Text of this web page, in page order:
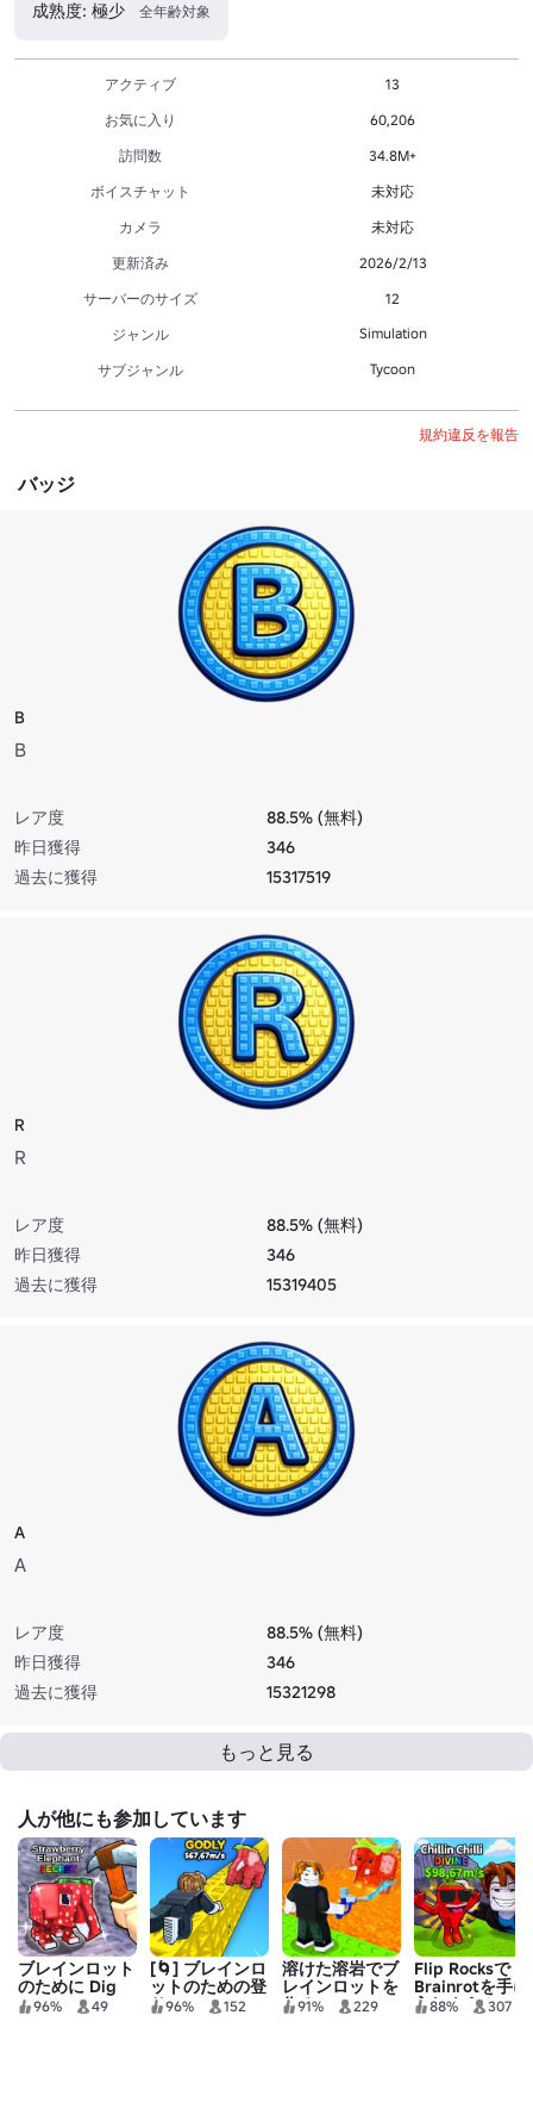
成熟度: 極少 全年齢対象
アクティブ
13
お気に入り
60,206
訪問数
34.8M+
ボイスチャット
未対応
カメラ
未対応
更新済み
2026/2/13
サーバーのサイズ
12
ジャンル
Simulation
サブジャンル Tycoon
規約違反を報告
バッジ
B
B
レア度
88.5% (無料)
昨日獲得
346
過去に獲得
15317519
R
R
レア度
88.5% (無料)
昨日獲得
346
過去に獲得
15319405
A
A
レア度
88.5% (無料)
昨日獲得
346
過去に獲得
15321298
もっと見る
人が他にも参加しています
ブレインロット
のために Dig
Down
96% 49
[🌀] ブレインロ
ットのための登
り96% 152
溶けた溶岩でブ
レインロットを
作る
91% 229
Flip Rocksで
Brainrotを手に
入れよう！
88% 307